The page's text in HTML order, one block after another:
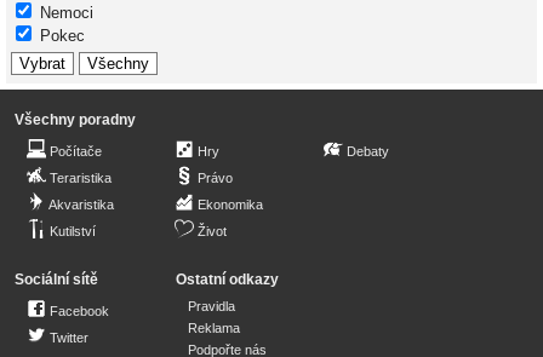
Nemoci
Pokec
Všechny poradny
Počítače
Teraristika
Akvaristika
Kutilství
Hry
Právo
Ekonomika
Život
Debaty
Sociální sítě
Facebook
Twitter
Ostatní odkazy
Pravidla
Reklama
Podpořte nás